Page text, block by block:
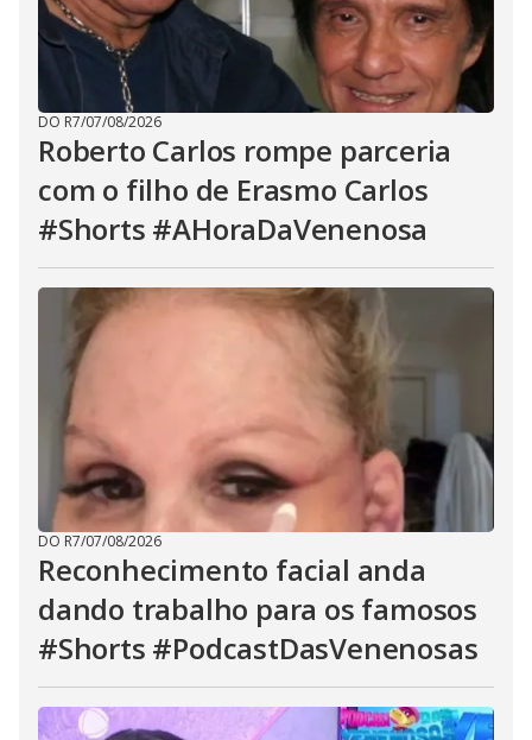
DO R7/07/08/2026
Roberto Carlos rompe parceria
com o filho de Erasmo Carlos
#Shorts #AHoraDaVenenosa
DO R7/07/08/2026
Reconhecimento facial anda
dando trabalho para os famosos
#Shorts #PodcastDasVenenosas